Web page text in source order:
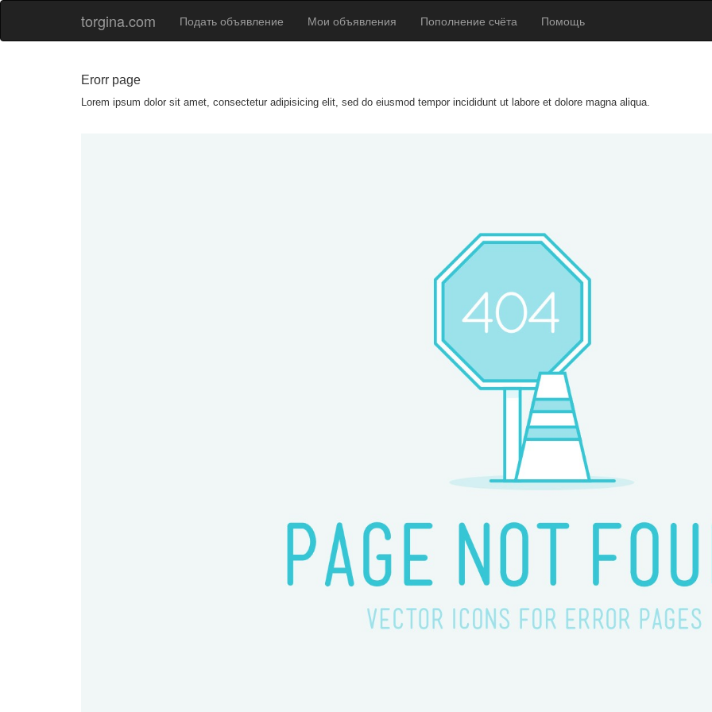
torgina.com Подать объявление Мои объявления Пополнение счёта Помощь
Erorr page
Lorem ipsum dolor sit amet, consectetur adipisicing elit, sed do eiusmod tempor incididunt ut labore et dolore magna aliqua.